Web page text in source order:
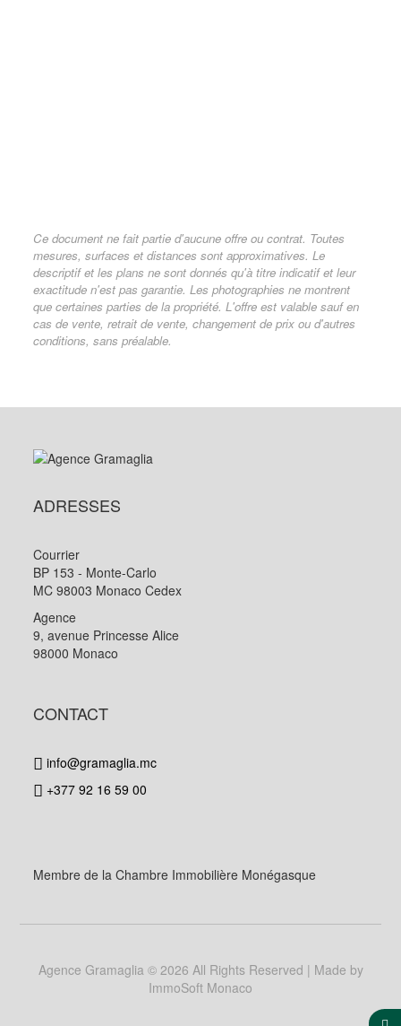
Ce document ne fait partie d'aucune offre ou contrat. Toutes
mesures, surfaces et distances sont approximatives. Le
descriptif et les plans ne sont donnés qu'à titre indicatif et leur
exactitude n'est pas garantie. Les photographies ne montrent
que certaines parties de la propriété. L'offre est valable sauf en
cas de vente, retrait de vente, changement de prix ou d'autres
conditions, sans préalable.
ADRESSES
Courrier
BP 153 - Monte-Carlo
MC 98003 Monaco Cedex
Agence
9, avenue Princesse Alice
98000 Monaco
CONTACT
info@gramaglia.mc
+377 92 16 59 00
Membre de la Chambre Immobilière Monégasque
Agence Gramaglia© 2026 All Rights Reserved | Made by
ImmoSoft Monaco